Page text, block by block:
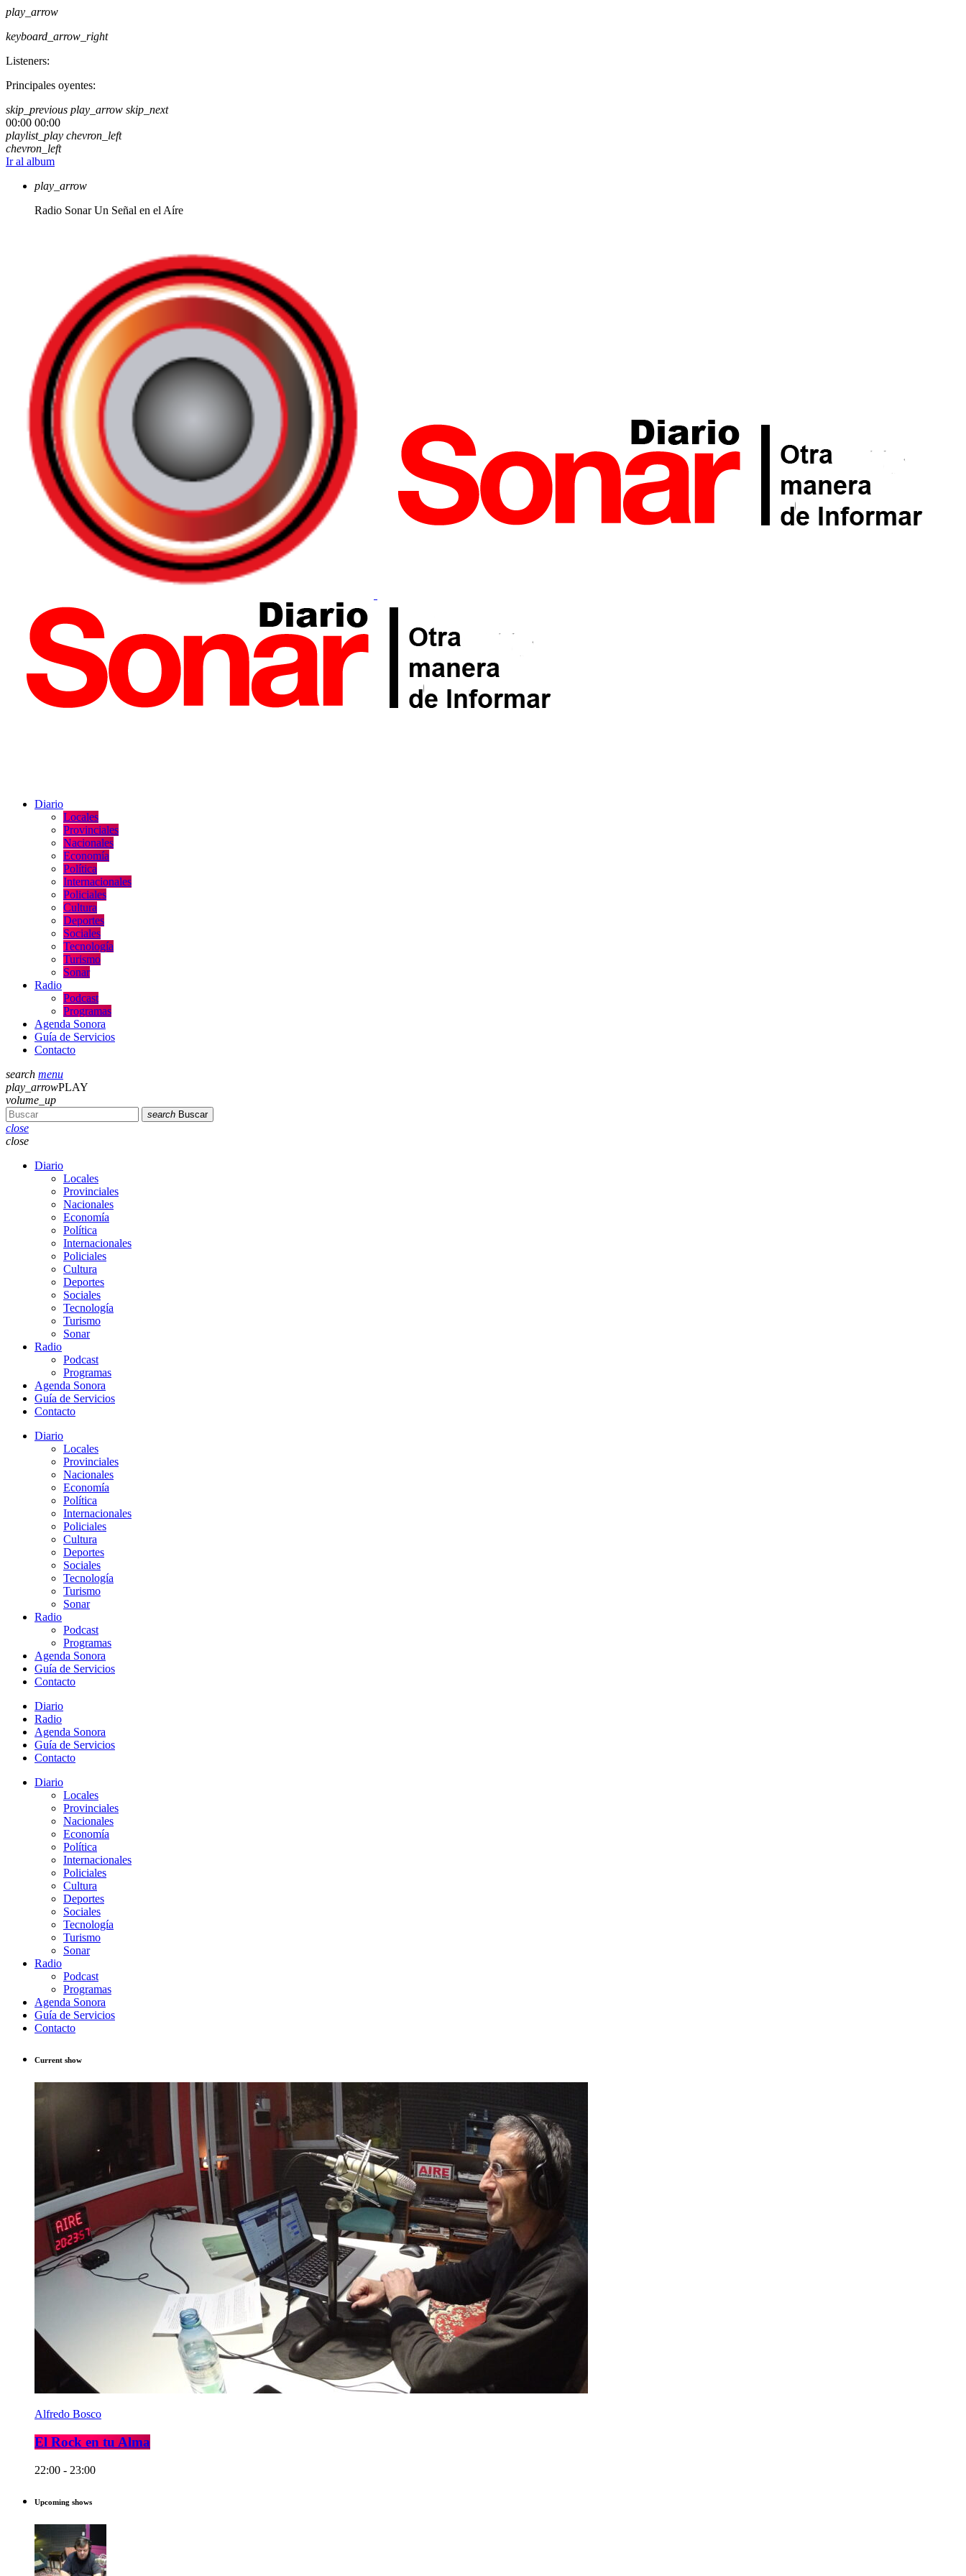
play_arrow
keyboard_arrow_right
Listeners:
Principales oyentes:
skip_previous play_arrow skip_next
00:00 00:00
playlist_play chevron_left
chevron_left
Ir al album
play_arrow
Radio Sonar Un Señal en el Aíre
Diario
Locales
Provinciales
Nacionales
Economía
Política
Internacionales
Policiales
Cultura
Deportes
Sociales
Tecnología
Turismo
Sonar
Radio
Podcast
Programas
Agenda Sonora
Guía de Servicios
Contacto
search menu
play_arrowPLAY
volume_up
search Buscar
close
close
Diario
Locales
Provinciales
Nacionales
Economía
Política
Internacionales
Policiales
Cultura
Deportes
Sociales
Tecnología
Turismo
Sonar
Radio
Podcast
Programas
Agenda Sonora
Guía de Servicios
Contacto
Diario
Locales
Provinciales
Nacionales
Economía
Política
Internacionales
Policiales
Cultura
Deportes
Sociales
Tecnología
Turismo
Sonar
Radio
Podcast
Programas
Agenda Sonora
Guía de Servicios
Contacto
Diario
Radio
Agenda Sonora
Guía de Servicios
Contacto
Diario
Locales
Provinciales
Nacionales
Economía
Política
Internacionales
Policiales
Cultura
Deportes
Sociales
Tecnología
Turismo
Sonar
Radio
Podcast
Programas
Agenda Sonora
Guía de Servicios
Contacto
Current show
Alfredo Bosco
El Rock en tu Alma
22:00 - 23:00
Upcoming shows